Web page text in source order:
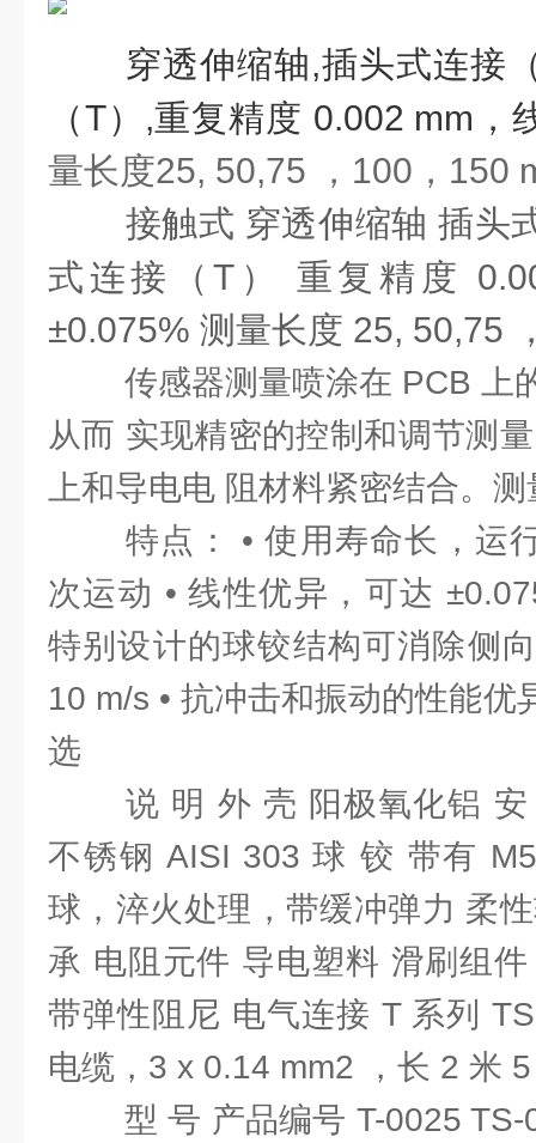
穿透伸缩轴,插头式连接
（T）,重复精度 0.002 mm，
量长度25, 50,75 ，100，150
接触式 穿透伸缩轴 插头
式连接（T） 重复精度
±0.075% 测量长度 25, 50,75
传感器测量喷涂在 PCB 上
从而 实现精密的控制和调节测
上和导电电 阻材料紧密结合。
特点： • 使用寿命长，运
次运动 • 线性优异，可达
特别设计的球铰结构可消除侧
10 m/s • 抗冲击和振动的性能优
选
说 明 外 壳 阳极氧化铝
不锈钢 AISI 303 球 铰 带有
球，淬火处理，带缓冲弹力 柔
承 电阻元件 导电塑料 滑刷组
带弹性阻尼 电气连接 T 系列
电缆，3 x 0.14 mm2 ，长 2 米
型 号 产品编号 T-0025